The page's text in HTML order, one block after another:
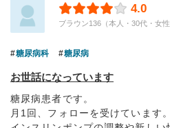
4.0
ブラウン136（本人・30代・女
糖尿病科 糖尿病
お世話になっています
糖尿病患者です。
月1回、フォローを受けています。